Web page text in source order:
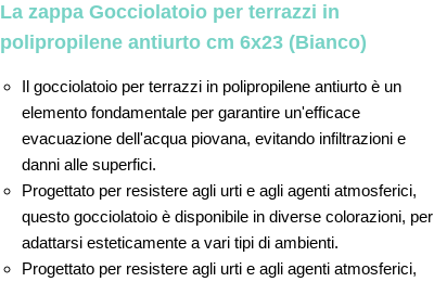
La zappa Gocciolatoio per terrazzi in
polipropilene antiurto cm 6x23 (Bianco)
Il gocciolatoio per terrazzi in polipropilene antiurto è un
elemento fondamentale per garantire un'efficace
evacuazione dell'acqua piovana, evitando infiltrazioni e
danni alle superfici.
Progettato per resistere agli urti e agli agenti atmosferici,
questo gocciolatoio è disponibile in diverse colorazioni, per
adattarsi esteticamente a vari tipi di ambienti.
Progettato per resistere agli urti e agli agenti atmosferici,